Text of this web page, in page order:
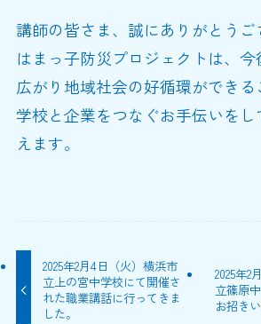
講師の皆さま、誠にありがとうご
はまっ子防災プロジェクトは、
広がり地域社会の好循環ができる
学校と企業をつなぐお手伝いを
えます。
2025年2月4日（火）横浜市
立上の宮中学校にて開催さ
れた職業講話に行ってきま
した。
2025年2
立篠原
お招き